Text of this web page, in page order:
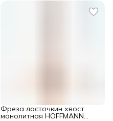
Фреза ласточкин хвост
монолитная HOFFMANN